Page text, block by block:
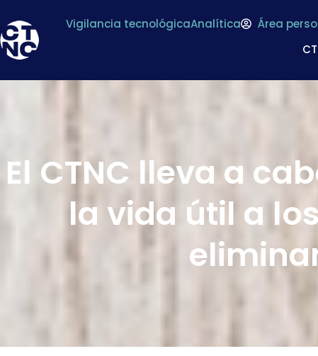
Vigilancia tecnológicaAnalítica
Área
El CTNC lleva a
la vida útil a